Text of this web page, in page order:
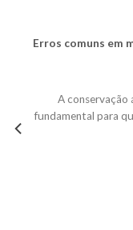
Erros comuns em
A conservação
fundamental para